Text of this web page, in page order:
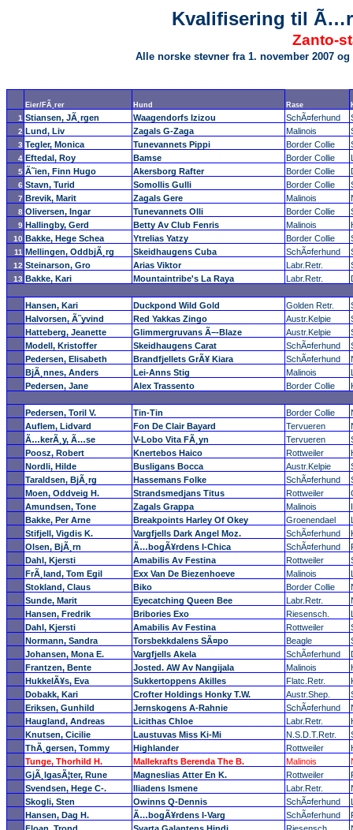
Kvalifisering til
Zanto-
Alle norske stevner fra 1. november 2007
Eier/FÃ¸rer Hund Rase
1 Stiansen, JÃ¸rgen Waagendorfs Izizou SchÃ¤ferhund
2 Lund, Liv Zagals G-Zaga Malinois
3 Tegler, Monica Tunevannets Pippi Border Collie
4 Eftedal, Roy Bamse Border Collie
5 Ã˜ien, Finn Hugo Akersborg Rafter Border Collie
6 Stavn, Turid Somollis Gulli Border Collie
7 Brevik, Marit Zagals Gere Malinois
8 Oliversen, Ingar Tunevannets Olli Border Collie
9 Hallingby, Gerd Betty Av Club Fenris Malinois
10 Bakke, Hege Schea Ytrelias Yatzy Border Collie
11 Mellingen, OddbjÃ¸rg Skeidhaugens Cuba SchÃ¤ferhund
12 Steinarson, Gro Arias Viktor Labr.Retr.
13 Bakke, Kari Mountaintribe's La Raya Labr.Retr.
Hansen, Kari Duckpond Wild Gold Golden Retr.
Halvorsen, Ã˜yvind
Red Yakkas Zingo Austr.Kelpie
Hatteberg, Jeanette
Glimmergruvans Ã–-Blaze Austr.Kelpie
Modell, Kristoffer
Skeidhaugens Carat SchÃ¤ferhund
Pedersen, Elisabeth
Brandfjellets GrÃ¥ Kiara SchÃ¤ferhund
BjÃ¸nnes, Anders
Lei-Anns Stig Malinois
Pedersen, Jane
Alex Trassento Border Collie
Pedersen, Toril V. Tin-Tin Border Collie
Auflem, Lidvard
Fon De Clair Bayard Tervueren
Ã…kerÃ¸y, Ã…se
V-Lobo Vita FÃ¸yn Tervueren
Poosz, Robert
Knertebos Haico Rottweiler
Nordli, Hilde
Busligans Bocca Austr.Kelpie
Taraldsen, BjÃ¸rg
Hassemans Folke SchÃ¤ferhund
Moen, Oddveig H.
Strandsmedjans Titus Rottweiler
Amundsen, Tone
Zagals Grappa Malinois
Bakke, Per Arne
Breakpoints Harley Of Okey Groenendael
Stifjell, Vigdis K.
Vargfjells Dark Angel Moz. SchÃ¤ferhund
Olsen, BjÃ¸rn
Ã…bogÃ¥rdens I-Chica SchÃ¤ferhund
Dahl, Kjersti
Amabilis Av Festina Rottweiler
FrÃ¸land, Tom Egil
Exx Van De Biezenhoeve Malinois
Stokland, Claus
Biko Border Collie
Sunde, Marit
Eyecatching Queen Bee Labr.Retr.
Hansen, Fredrik
Bribories Exo Riesensch.
Dahl, Kjersti
Amabilis Av Festina Rottweiler
Normann, Sandra
Torsbekkdalens SÃ¤po Beagle
Johansen, Mona E.
Vargfjells Akela SchÃ¤ferhund
Frantzen, Bente
Josted. AW Av Nangijala Malinois
HukkelÃ¥s, Eva
Sukkertoppens Akilles Flatc.Retr.
Dobakk, Kari
Crofter Holdings Honky T.W. Austr.Shep.
Eriksen, Gunhild
Jernskogens A-Rahnie SchÃ¤ferhund
Haugland, Andreas
Licithas Chloe Labr.Retr.
Knutsen, Cicilie
Laustuvas Miss Ki-Mi N.S.D.T.Retr.
ThÃ¸gersen, Tommy
Highlander Rottweiler
Tunge, Thorhild H.
Mallekrafts Berenda The B. Malinois
GjÃ¸lgasÃ¦ter, Rune
Magneslias Atter En K. Rottweiler
Svendsen, Hege C-.
Iliadens Ismene Labr.Retr.
Skogli, Sten
Owinns Q-Dennis SchÃ¤ferhund
Hansen, Dag H.
Ã…bogÃ¥rdens I-Varg SchÃ¤ferhund